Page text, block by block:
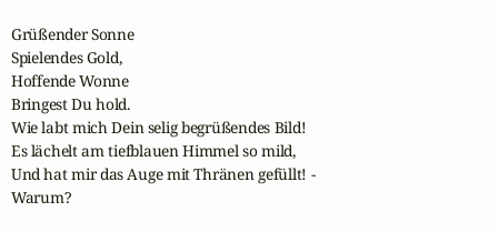
Grüßender Sonne
Spielendes Gold,
Hoffende Wonne
Bringest Du hold.
Wie labt mich Dein selig begrüßendes Bild!
Es lächelt am tiefblauen Himmel so mild,
Und hat mir das Auge mit Thränen gefüllt! -
Warum?